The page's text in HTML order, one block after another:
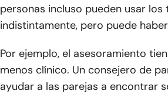
personas incluso pueden usar
indistintamente, pero puede
Por ejemplo, el asesoramiento
menos clínico. Un consejero de
ayudar a las parejas a encontrar